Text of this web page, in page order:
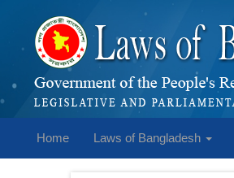
Home Laws of Bangladesh